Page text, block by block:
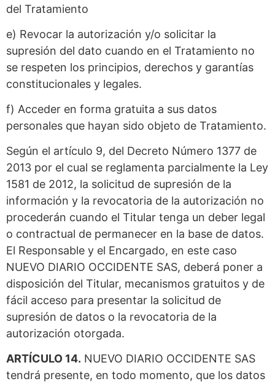
del Tratamiento
e) Revocar la autorización y/o solicitar la
supresión del dato cuando en el Tratamiento no
se respeten los principios, derechos y garantías
constitucionales y legales.
f) Acceder en forma gratuita a sus datos
personales que hayan sido objeto de Tratamiento.
Según el artículo 9, del Decreto Número 1377 de
2013 por el cual se reglamenta parcialmente la Ley
1581 de 2012, la solicitud de supresión de la
información y la revocatoria de la autorización no
procederán cuando el Titular tenga un deber legal
o contractual de permanecer en la base de datos.
El Responsable y el Encargado, en este caso
NUEVO DIARIO OCCIDENTE SAS, deberá poner a
disposición del Titular, mecanismos gratuitos y de
fácil acceso para presentar la solicitud de
supresión de datos o la revocatoria de la
autorización otorgada.
ARTÍCULO 14. NUEVO DIARIO OCCIDENTE SAS
tendrá presente, en todo momento, que los datos